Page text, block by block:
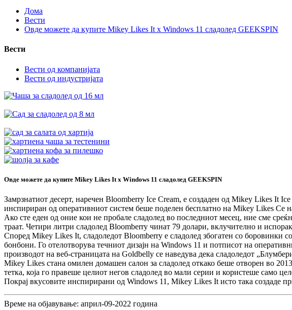
Дома
Вести
Овде можете да купите Mikey Likes It x Windows 11 сладолед GEEKSPIN
Вести
Вести од компанијата
Вести од индустријата
Овде можете да купите Mikey Likes It x Windows 11 сладолед GEEKSPIN
Замрзнатиот десерт, наречен Bloomberry Ice Cream, е создаден од Mikey Likes It
инспириран од оперативниот систем беше поделен бесплатно на Mikey Likes Се
Ако сте еден од оние кои не пробале сладолед во последниот месец, ние сме
траат. Четири литри сладолед Bloomberry чинат 79 долари, вклучително и
Според Mikey Likes It, сладоледот Bloomberry е сладолед збогатен со боровинки
бонбони. Го отелотворува течниот дизајн на Windows 11 и потписот на
производот на веб-страницата на Goldbelly се наведува дека сладоледот
Mikey Likes стана омилен домашен салон за сладолед откако беше отворен во
тетка, која го правеше целиот негов сладолед во мали серии и користеше само
Покрај вкусовите инспирирани од Windows 11, Mikey Likes It исто така создаде
Време на објавување: април-09-2022 година